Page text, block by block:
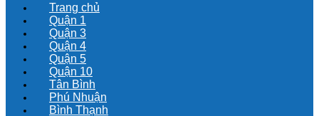
Trang chủ
Quận 1
Quận 3
Quận 4
Quận 5
Quận 10
Tân Bình
Phú Nhuận
Bình Thạnh